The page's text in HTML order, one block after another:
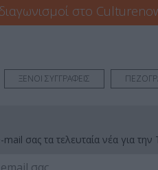
στο
ΞΕΝΟΙ ΣΥΓΓΡΑΦΕΙΣ
σας τα τελευταία νέα για την